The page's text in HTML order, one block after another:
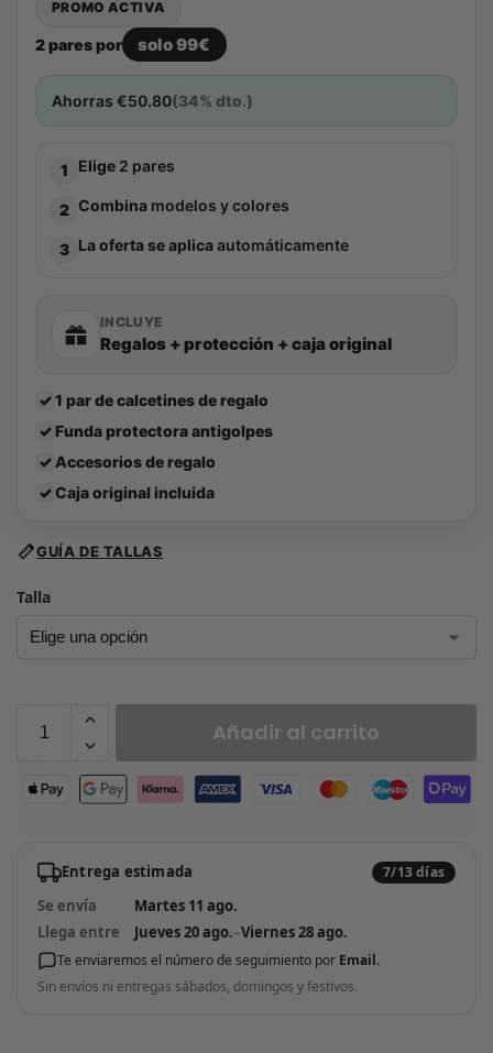
PROMO ACTIVA
2 pares por solo 99€
Ahorras €50.80(34% dto.)
1 Elige 2 pares
2 Combina modelos y colores
3 La oferta se aplicaautomáticamente
INCLUYE
Regalos + protección + caja original
✓1 par de calcetines de regalo
✓ Funda protectora antigolpes
✓ Accesorios de regalo
✓Caja original incluida
GUÍA DE TALLAS
Talla
Añadir al carrito
Entrega estimada 7/13 días
Se envía
Martes 11 ago.
Llega entre
Jueves 20 ago.–Viernes 28 ago.
Te enviaremos el número de seguimiento por Email.
Sin envíos ni entregas sábados, domingos y festivos.